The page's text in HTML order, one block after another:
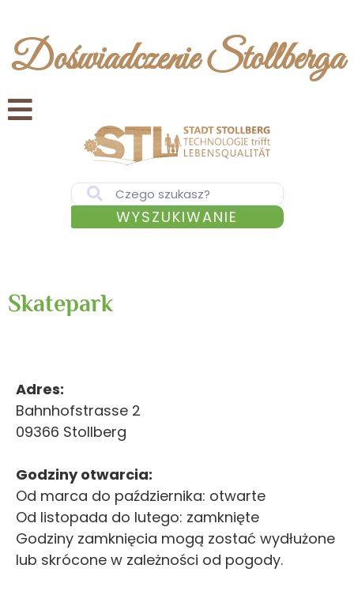
Doświadczenie Stollberga
WYSZUKIWANIE
Skatepark
Adres:
Bahnhofstrasse 2
09366 Stollberg
Godziny otwarcia:
Od marca do października: otwarte
Od listopada do lutego: zamknięte
Godziny zamknięcia mogą zostać wydłużone
lub skrócone w zależności od pogody.